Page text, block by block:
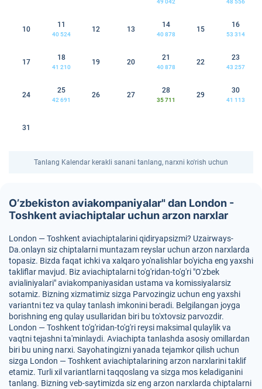
49 042 48 556
10
11
40 524
12 13
14
40 878
15
16
53 314
17
18
41 210
19 20
21
40 878
22
23
43 257
24
25
42 691
26 27
28
35 711
29
30
41 113
31
Tanlang Kalendar kerakli sanani tanlang, narxni ko'rish uchun
O’zbekiston aviakompaniyalar" dan London -
Toshkent aviachiptalar uchun arzon narxlar
London — Toshkent aviachiptalarini qidiryapsizmi? Uzairways-
Da.onlayn siz chiptalarni muntazam reyslar uchun arzon narxlarda
topasiz. Bizda faqat ichki va xalqaro yo'nalishlar bo'yicha eng yaxshi
takliflar mavjud. Biz aviachiptalarni to'g'ridan-to'g'ri "O'zbek
avialiniyalari" aviakompaniyasidan ustama va komissiyalarsiz
sotamiz. Bizning xizmatimiz sizga Parvozingiz uchun eng yaxshi
variantni tez va qulay tanlash imkonini beradi. Belgilangan joyga
borishning eng qulay usullaridan biri bu to'xtovsiz parvozdir.
London — Toshkent to'g'ridan-to'g'ri reysi maksimal qulaylik va
vaqtni tejashni ta'minlaydi. Aviachipta tanlashda asosiy omillardan
biri bu uning narxi. Sayohatingizni yanada tejamkor qilish uchun
sizga London — Toshkent aviachiptalarining arzon narxlarini taklif
etamiz. Turli xil variantlarni taqqoslang va sizga mos keladiganini
tanlang. Bizning veb-saytimizda siz eng arzon narxlarda chiptalarni